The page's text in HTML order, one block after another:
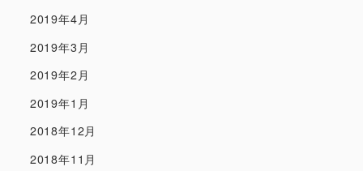
2019年4月
2019年3月
2019年2月
2019年1月
2018年12月
2018年11月